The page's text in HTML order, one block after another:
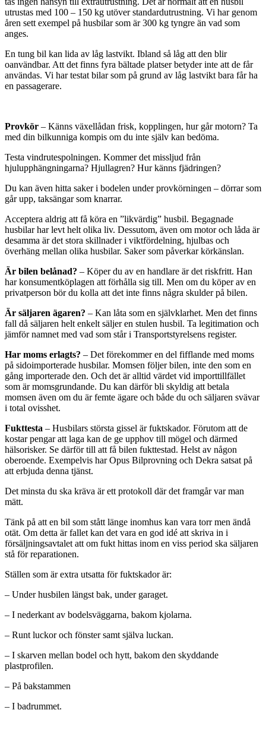
utrustas med 100 – 150 kg utöver standardutrustning. Vi har genom
åren sett exempel på husbilar som är 300 kg tyngre än vad som
anges.
En tung bil kan lida av låg lastvikt. Ibland så låg att den blir
oanvändbar. Att det finns fyra bältade platser betyder inte att de får
användas. Vi har testat bilar som på grund av låg lastvikt bara får ha
en passagerare.
Provkör – Känns växellådan frisk, kopplingen, hur går motorn? Ta
med din bilkunniga kompis om du inte själv kan bedöma.
Testa vindrutespolningen. Kommer det missljud från
hjulupphängningarna? Hjullagren? Hur känns fjädringen?
Du kan även hitta saker i bodelen under provkörningen – dörrar som
går upp, taksängar som knarrar.
Acceptera aldrig att få köra en ”likvärdig” husbil. Begagnade
husbilar har levt helt olika liv. Dessutom, även om motor och låda är
desamma är det stora skillnader i viktfördelning, hjulbas och
överhäng mellan olika husbilar. Saker som påverkar körkänslan.
Är bilen belånad? – Köper du av en handlare är det riskfritt. Han
har konsumentköplagen att förhålla sig till. Men om du köper av en
privatperson bör du kolla att det inte finns några skulder på bilen.
Är säljaren ägaren? – Kan låta som en självklarhet. Men det finns
fall då säljaren helt enkelt säljer en stulen husbil. Ta legitimation och
jämför namnet med vad som står i Transportstyrelsens register.
Har moms erlagts? – Det förekommer en del fifflande med moms
på sidoimporterade husbilar. Momsen följer bilen, inte den som en
gång importerade den. Och det är alltid värdet vid importtillfället
som är momsgrundande. Du kan därför bli skyldig att betala
momsen även om du är femte ägare och både du och säljaren svävar
i total ovisshet.
Fukttesta – Husbilars största gissel är fuktskador. Förutom att de
kostar pengar att laga kan de ge upphov till mögel och därmed
hälsorisker. Se därför till att få bilen fukttestad. Helst av någon
oberoende. Exempelvis har Opus Bilprovning och Dekra satsat på
att erbjuda denna tjänst.
Det minsta du ska kräva är ett protokoll där det framgår var man
mätt.
Tänk på att en bil som stått länge inomhus kan vara torr men ändå
otät. Om detta är fallet kan det vara en god idé att skriva in i
försäljningsavtalet att om fukt hittas inom en viss period ska säljaren
stå för reparationen.
Ställen som är extra utsatta för fuktskador är:
– Under husbilen längst bak, under garaget.
– I nederkant av bodelsväggarna, bakom kjolarna.
– Runt luckor och fönster samt själva luckan.
– I skarven mellan bodel och hytt, bakom den skyddande
plastprofilen.
– På bakstammen
– I badrummet.